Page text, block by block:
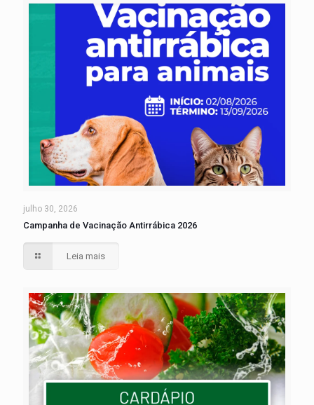
julho 30, 2026
Campanha de Vacinação Antirrábica 2026
Leia mais